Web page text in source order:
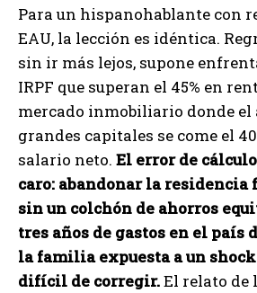
Para un hispanohablante con
EAU, la lección es idéntica.
sin ir más lejos, supone
IRPF que superan el 45% en
mercado inmobiliario donde el
grandes capitales se come el
salario neto. El error de
caro: abandonar la
sin un colchón de ahorros
tres años de gastos en el país
la familia expuesta a un
difícil de corregir.El relato de